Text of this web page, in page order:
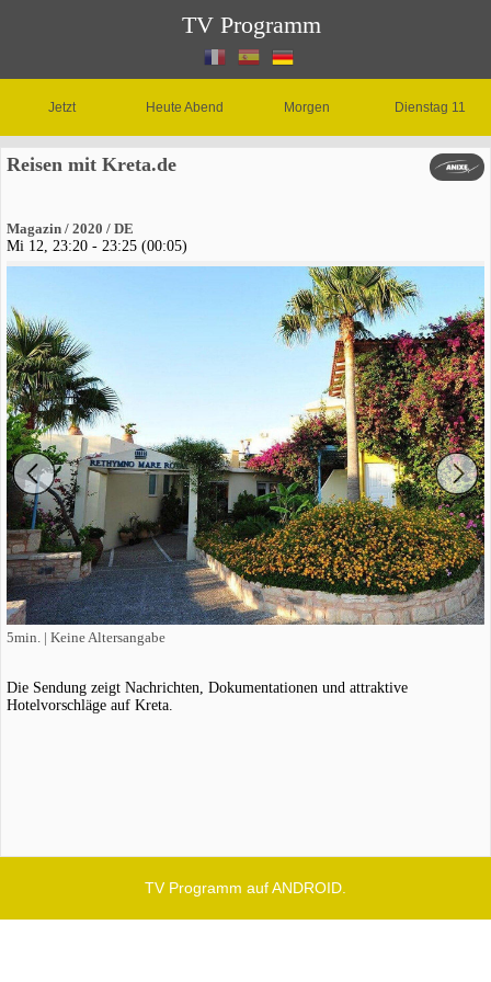
TV Programm
Jetzt Heute Abend Morgen Dienstag 11
Reisen mit Kreta.de
Magazin / 2020 / DE
Mi 12, 23:20 - 23:25 (00:05)
5min. | Keine Altersangabe
Die Sendung zeigt Nachrichten, Dokumentationen und attraktive
Hotelvorschläge auf Kreta.
TV Programm auf ANDROID.